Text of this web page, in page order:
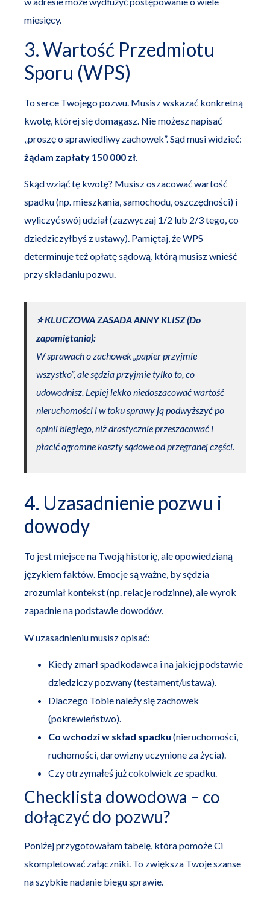
miesięcy.
3. Wartość Przedmiotu
Sporu (WPS)
To serce Twojego pozwu. Musisz wskazać konkretną
kwotę, której się domagasz. Nie możesz napisać
„proszę o sprawiedliwy zachowek”. Sąd musi widzieć:
żądam zapłaty 150 000 zł
Skąd wziąć tę kwotę? Musisz oszacować wartość
spadku (np. mieszkania, samochodu, oszczędności) i
wyliczyć swój udział (zazwyczaj 1/2 lub 2/3 tego, co
dziedziczyłbyś z ustawy). Pamiętaj, że WPS
determinuje też opłatę sądową, którą musisz wnieść
przy składaniu pozwu.
⭐️ KLUCZOWA ZASADA ANNY KLISZ (Do
zapamiętania):
W sprawach o zachowek „papier przyjmie
wszystko”, ale sędzia przyjmie tylko to, co
udowodnisz. Lepiej lekko niedoszacować wartość
nieruchomości i w toku sprawy ją podwyższyć po
opinii biegłego, niż drastycznie przeszacować i
płacić ogromne koszty sądowe od przegranej części.
4. Uzasadnienie pozwu i
dowody
To jest miejsce na Twoją historię, ale opowiedzianą
językiem faktów. Emocje są ważne, by sędzia
zrozumiał kontekst (np. relacje rodzinne), ale wyrok
zapadnie na podstawie dowodów.
W uzasadnieniu musisz opisać:
Kiedy zmarł spadkodawca i na jakiej podstawie
dziedziczy pozwany (testament/ustawa).
Dlaczego Tobie należy się zachowek
(pokrewieństwo).
Co wchodzi w skład spadku (nieruchomości,
ruchomości, darowizny uczynione za życia).
Czy otrzymałeś już cokolwiek ze spadku.
Checklista dowodowa – co
dołączyć do pozwu?
Poniżej przygotowałam tabelę, która pomoże Ci
skompletować załączniki. To zwiększa Twoje szanse
na szybkie nadanie biegu sprawie.